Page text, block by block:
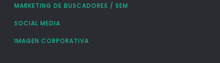
MARKETING DE BUSCADORES / SEM
SOCIAL MEDIA
IMAGEN CORPORATIVA